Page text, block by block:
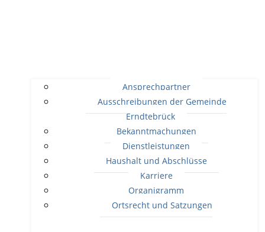
Ansprechpartner
Ausschreibungen der Gemeinde
Erndtebrück
Bekanntmachungen
Dienstleistungen
Haushalt und Abschlüsse
Karriere
Organigramm
Ortsrecht und Satzungen